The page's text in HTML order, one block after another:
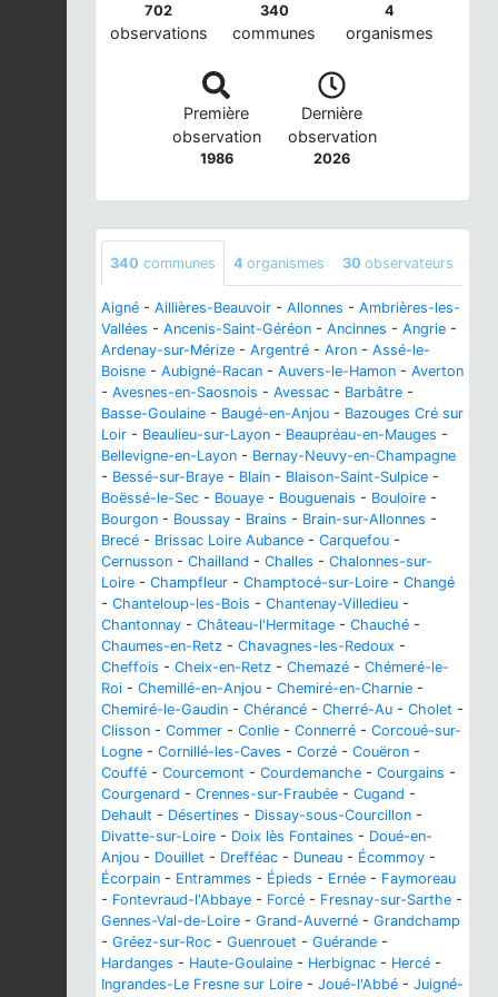
702
observations
340
communes
4
organismes
Première
observation
1986
Dernière
observation
2026
340 communes 4 organismes 30 observateurs
Aigné - Aillières-Beauvoir - Allonnes - Ambrières-les-
Vallées - Ancenis-Saint-Géréon - Ancinnes - Angrie -
Ardenay-sur-Mérize - Argentré - Aron - Assé-le-
Boisne - Aubigné-Racan - Auvers-le-Hamon - Averton
- Avesnes-en-Saosnois - Avessac - Barbâtre -
Basse-Goulaine - Baugé-en-Anjou - Bazouges Cré sur
Loir - Beaulieu-sur-Layon - Beaupréau-en-Mauges -
Bellevigne-en-Layon - Bernay-Neuvy-en-Champagne
- Bessé-sur-Braye - Blain - Blaison-Saint-Sulpice -
Boëssé-le-Sec - Bouaye - Bouguenais - Bouloire -
Bourgon - Boussay - Brains - Brain-sur-Allonnes -
Brecé - Brissac Loire Aubance - Carquefou -
Cernusson - Chailland - Challes - Chalonnes-sur-
Loire - Champfleur - Champtocé-sur-Loire - Changé
- Chanteloup-les-Bois - Chantenay-Villedieu -
Chantonnay - Château-l'Hermitage - Chauché -
Chaumes-en-Retz - Chavagnes-les-Redoux -
Cheffois - Cheix-en-Retz - Chemazé - Chémeré-le-
Roi - Chemillé-en-Anjou - Chemiré-en-Charnie -
Chemiré-le-Gaudin - Chérancé - Cherré-Au - Cholet -
Clisson - Commer - Conlie - Connerré - Corcoué-sur-
Logne - Cornillé-les-Caves - Corzé - Couëron -
Couffé - Courcemont - Courdemanche - Courgains -
Courgenard - Crennes-sur-Fraubée - Cugand -
Dehault - Désertines - Dissay-sous-Courcillon -
Divatte-sur-Loire - Doix lès Fontaines - Doué-en-
Anjou - Douillet - Drefféac - Duneau - Écommoy -
Écorpain - Entrammes - Épieds - Ernée - Faymoreau
- Fontevraud-l'Abbaye - Forcé - Fresnay-sur-Sarthe -
Gennes-Val-de-Loire - Grand-Auverné - Grandchamp
- Gréez-sur-Roc - Guenrouet - Guérande -
Hardanges - Haute-Goulaine - Herbignac - Hercé -
Ingrandes-Le Fresne sur Loire - Joué-l'Abbé - Juigné-